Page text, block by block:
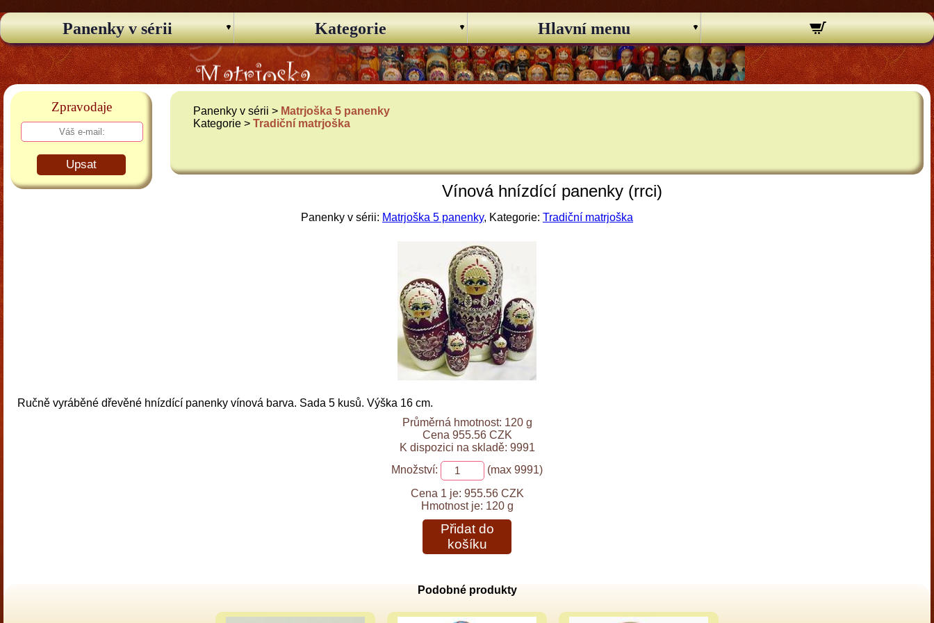
Panenky v sérii Kategorie Hlavní menu
Zpravodaje
Upsat
Panenky v sérii > Matrjoška 5 panenky
Kategorie >Tradiční matrjoška
Vínová hnízdící panenky (rrci)
Panenky v sérii: Matrjoška 5 panenky, Kategorie: Tradiční matrjoška
Ručně vyráběné dřevěné hnízdící panenky vínová barva. Sada 5 kusů. Výška 16 cm.
Průměrná hmotnost: 120 g
Cena 955.56 CZK
K dispozici na skladě: 9991
Množství:
(max 9991)
Cena 1 je: 955.56 CZK
Hmotnost je: 120 g
Přidat do
košíku
Podobné produkty